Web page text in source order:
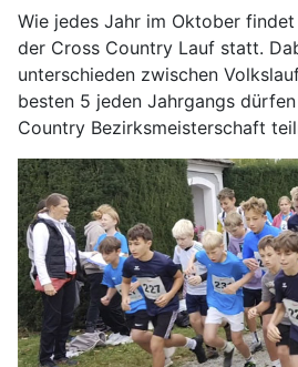
Wie jedes Jahr im Oktober findet
der Cross Country Lauf statt.
unterschieden zwischen
besten 5 jeden Jahrgangs
Country Bezirksmeisterschaft